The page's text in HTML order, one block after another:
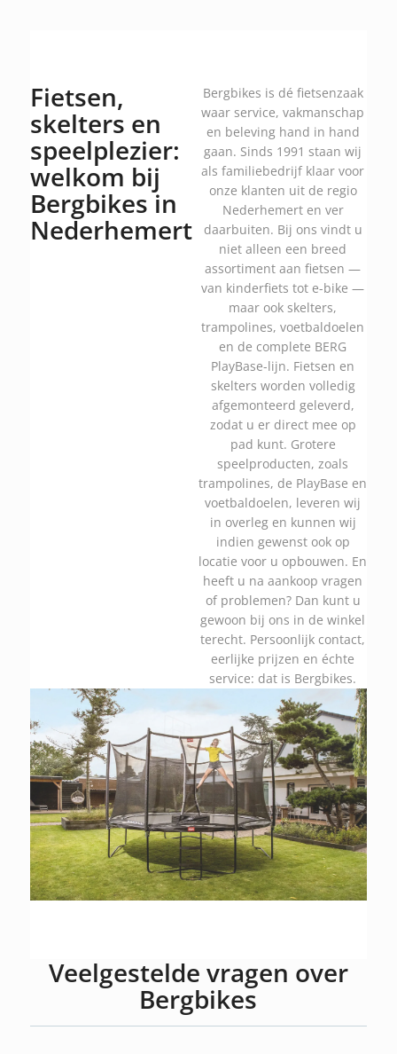
Fietsen,
skelters en
speelplezier:
welkom bij
Bergbikes in
Nederhemert
Bergbikes is dé fietsenzaak
waar service, vakmanschap
en beleving hand in hand
gaan. Sinds 1991 staan wij
als familiebedrijf klaar voor
onze klanten uit de regio
Nederhemert en ver
daarbuiten. Bij ons vindt u
niet alleen een breed
assortiment aan fietsen —
van kinderfiets tot e-bike —
maar ook skelters,
trampolines, voetbaldoelen
en de complete BERG
PlayBase-lijn. Fietsen en
skelters worden volledig
afgemonteerd geleverd,
zodat u er direct mee op
pad kunt. Grotere
speelproducten, zoals
trampolines, de PlayBase en
voetbaldoelen, leveren wij
in overleg en kunnen wij
indien gewenst ook op
locatie voor u opbouwen. En
heeft u na aankoop vragen
of problemen? Dan kunt u
gewoon bij ons in de winkel
terecht. Persoonlijk contact,
eerlijke prijzen en échte
service: dat is Bergbikes.
Veelgestelde vragen over
Bergbikes